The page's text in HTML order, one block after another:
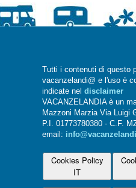
Tutti i contenuti di questo
vacanzelandi@ e l'uso è
indicate nel disclaimer
VACANZELANDIA è un
Mazzoni Marzia Via Luigi
P.I. 01773780380 - C.F.
email:
Cookies Policy
IT